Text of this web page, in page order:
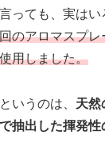
っても、実は
のアロマスプ
用しました。
いうのは、 天然
抽出した揮発性